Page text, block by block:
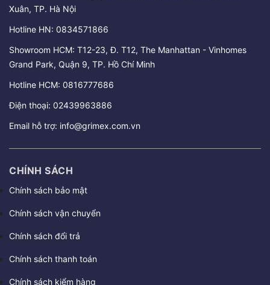
Xuân, TP. Hà Nội
Hotline HN: 0834571866
Showroom HCM: T12-23, Đ. T12, The Manhattan - Vinhomes
Grand Park, Quận 9, TP. Hồ Chí Minh
Hotline HCM: 0816777686
Điện thoại: 02439963886
Email hỗ trợ: info@grimex.com.vn
CHÍNH SÁCH
Chính sách bảo mật
Chính sách vận chuyển
Chính sách đổi trả
Chính sách thanh toán
Chính sách kiểm hàng